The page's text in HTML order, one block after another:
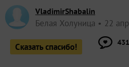
VladimirShabalin
Белая Холуница 22
Сказать спасибо! 431